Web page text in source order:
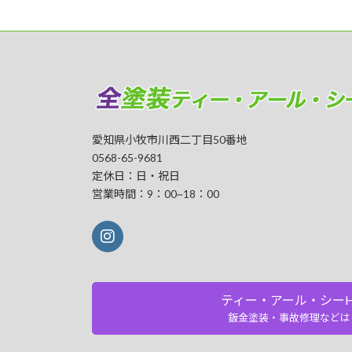
愛知県小牧市川西二丁目50番地
0568-65-9681
定休日：日・祝日
営業時間：9：00~18：00
ティー・アール・シー
鈑金塗装・事故修理など